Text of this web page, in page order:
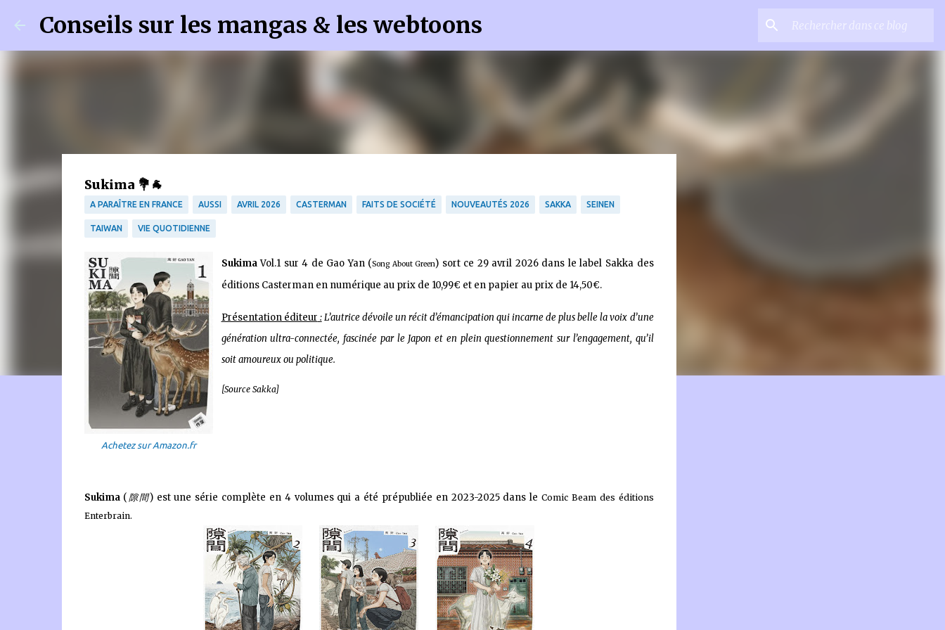
Accéder au contenu principal
Conseils sur les mangas & les webtoons
🐈‍⬛ En tant que Partenaire Amazon, je réalise un bénéfice sur les achats remplissant les conditions requises quand vous achetez sur Amazon.fr
Sukima 💐🐐
A PARAÎTRE EN FRANCE AUSSI AVRIL 2026 CASTERMAN FAITS DE SOCIÉTÉ NOUVEAUTÉS 2026 SAKKA SEINEN
TAIWAN VIE QUOTIDIENNE
Achetez sur Amazon.fr
SukimaVol.1 sur 4 de Gao Yan (Song About Green) sort ce 29 avril 2026 dans le label Sakka des
éditions Casterman en numérique au prix de 10,99€ et en papier au prix de 14,50€.
Présentation éditeur :L’autrice dévoile un récit d’émancipation qui incarne de plus belle la voix d’une
génération ultra-connectée, fascinée par le Japon et en plein questionnement sur l’engagement, qu’il
soit amoureux ou politique.
[Source Sakka]
Sukima (隙間) est une série complète en 4 volumes qui a été prépubliée en 2023-2025 dans leComic Beam des éditions
Enterbrain.